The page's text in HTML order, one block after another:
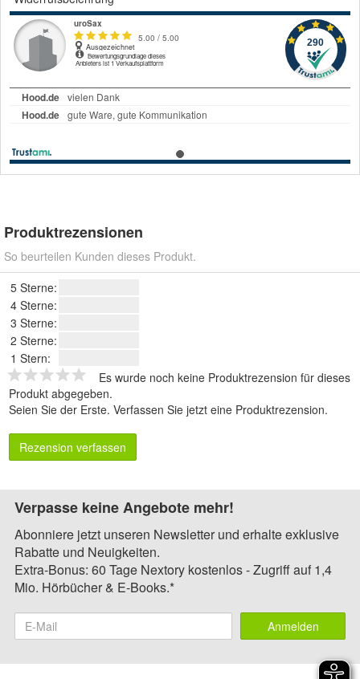
Produktrezensionen
So beurteilen Kunden dieses Produkt.
5 Sterne:
4 Sterne:
3 Sterne:
2 Sterne:
1 Stern:
Es wurde noch keine Produktrezension für dieses
Produkt abgegeben.
Seien Sie der Erste. Verfassen Sie jetzt eine Produktrezension.
Rezension verfassen
Verpasse keine Angebote mehr!
Abonniere jetzt unseren Newsletter und erhalte exklusive
Rabatte und Neuigkeiten.
Extra-Bonus: 60 Tage Nextory kostenlos - Zugriff auf 1,4
Mio. Hörbücher & E-Books.*
Anmelden